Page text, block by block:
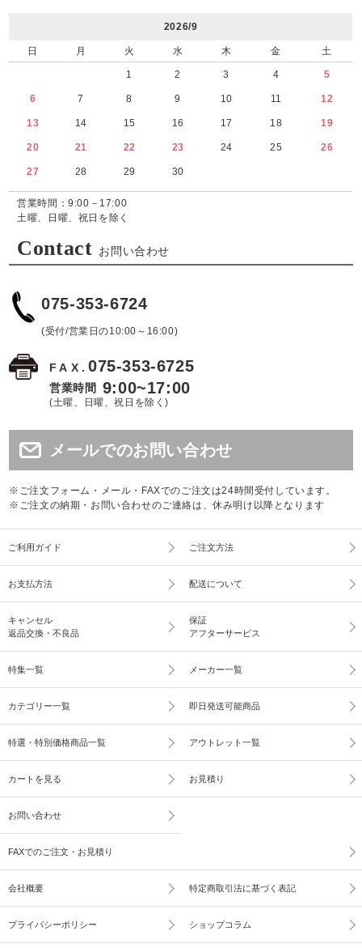
2026/9
日 月 火 水 木 金 土
1 2 3 4 5
6 7 8 9 10 11 12
13 14 15 16 17 18 19
20 21 22 23 24 25 26
27 28 29 30
営業時間：9:00－17:00
土曜、日曜、祝日を除く
Contact お問い合わせ
075-353-6724
(受付/営業日の10:00～16:00)
FAX.075-353-6725
営業時間 9:00~17:00
(土曜、日曜、祝日を除く)
メールでのお問い合わせ
※ご注文フォーム・メール・FAXでのご注文は24時間受付しています。
※ご注文の納期・お問い合わせのご連絡は、休み明け以降となります
ご利用ガイド ご注文方法
お支払方法 配送について
キャンセル
返品交換・不良品
保証
アフターサービス
特集一覧 メーカー一覧
カテゴリー一覧 即日発送可能商品
特選・特別価格商品一覧 アウトレット一覧
カートを見る お見積り
お問い合わせ
FAXでのご注文・お見積り
会社概要 特定商取引法に基づく表記
プライバシーポリシー ショップコラム